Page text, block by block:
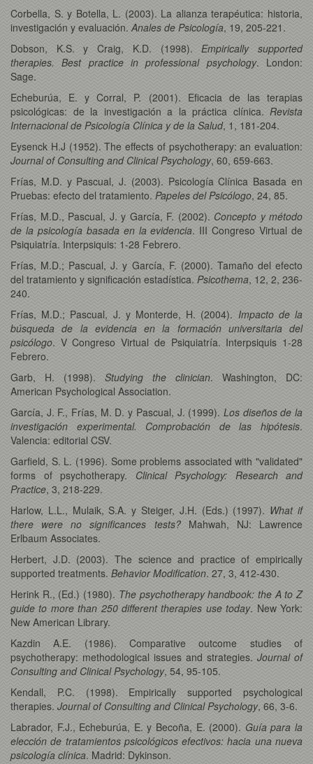
Corbella, S. y Botella, L. (2003). La alianza terapéutica: historia,
investigación y evaluación.Anales de Psicología, 19, 205-221.
Dobson, K.S. y Craig, K.D. (1998).Empirically supported
therapies. Best practice in professional psychology. London:
Sage.
Echeburúa, E. y Corral, P. (2001). Eficacia de las terapias
psicológicas: de la investigación a la práctica clínica. Revista
Internacional de Psicología Clínica y de la Salud, 1, 181-204.
Eysenck H.J (1952). The effects of psychotherapy: an evaluation:
Journal of Consulting and Clinical Psychology, 60, 659-663.
Frías, M.D. y Pascual, J. (2003). Psicología Clínica Basada en
Pruebas: efecto del tratamiento. Papeles del Psicólogo, 24, 85.
Frías, M.D., Pascual, J. y García, F. (2002). Concepto y método
de la psicología basada en la evidencia. III Congreso Virtual de
Psiquiatría. Interpsiquis: 1-28 Febrero.
Frías, M.D.; Pascual, J. y García, F. (2000). Tamaño del efecto
del tratamiento y significación estadística. Psicothema, 12, 2, 236-
240.
Frías, M.D.; Pascual, J. y Monterde, H. (2004). Impacto de la
búsqueda de la evidencia en la formación universitaria del
psicólogo. V Congreso Virtual de Psiquiatría. Interpsiquis 1-28
Febrero.
Garb, H. (1998). Studying the clinician. Washington, DC:
American Psychological Association.
García, J. F., Frías, M. D. y Pascual, J. (1999). Los diseños de la
investigación experimental. Comprobación de las hipótesis.
Valencia: editorial CSV.
Garfield, S. L. (1996). Some problems associated with "validated"
forms of psychotherapy. Clinical Psychology: Research and
Practice, 3, 218-229.
Harlow, L.L., Mulaik, S.A. y Steiger, J.H. (Eds.) (1997). What if
there were no significances tests?Mahwah, NJ: Lawrence
Erlbaum Associates.
Herbert, J.D. (2003). The science and practice of empirically
supported treatments. Behavior Modification. 27, 3, 412-430.
Herink R., (Ed.) (1980). The psychotherapy handbook: the A to Z
guide to more than 250 different therapies use today. New York:
New American Library.
Kazdin A.E. (1986). Comparative outcome studies of
psychotherapy: methodological issues and strategies. Journal of
Consulting and Clinical Psychology, 54, 95-105.
Kendall, P.C. (1998). Empirically supported psychological
therapies. Journal of Consulting and Clinical Psychology, 66, 3-6.
Labrador, F.J., Echeburúa, E. y Becoña, E. (2000). Guía para la
elección de tratamientos psicológicos efectivos: hacia una nueva
psicología clínica. Madrid: Dykinson.